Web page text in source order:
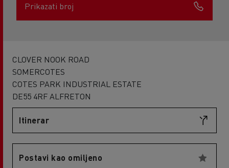
Prikazati broj
CLOVER NOOK ROAD
SOMERCOTES
COTES PARK INDUSTRIAL ESTATE
DE55 4RF ALFRETON
Itinerar
Postavi kao omiljeno